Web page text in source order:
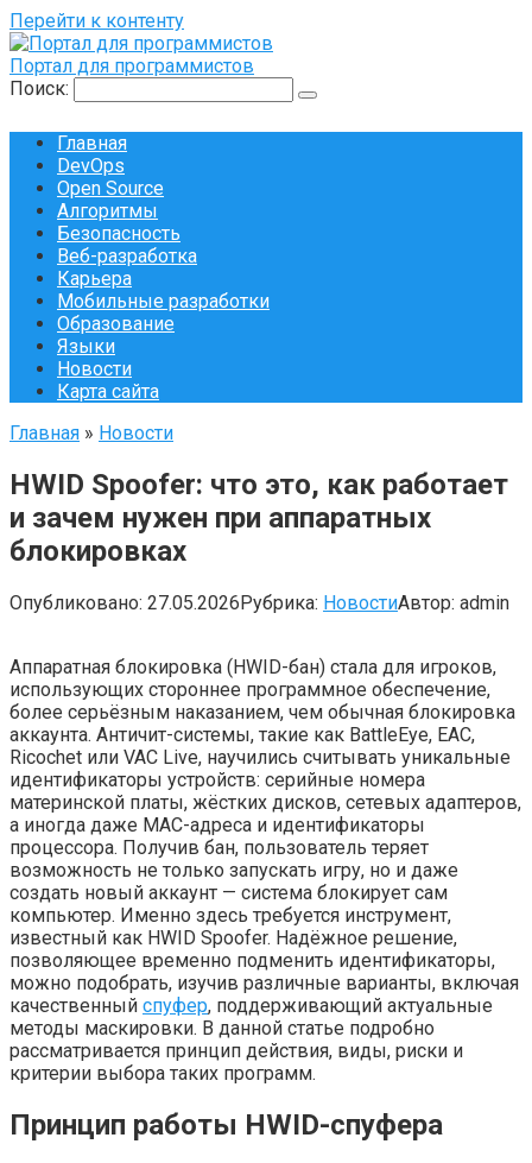
Перейти к контенту
Портал для программистов
Поиск:
Главная
DevOps
Open Source
Алгоритмы
Безопасность
Веб-разработка
Карьера
Мобильные разработки
Образование
Языки
Новости
Карта сайта
Главная » Новости
HWID Spoofer: что это, как работает
и зачем нужен при аппаратных
блокировках
Опубликовано: 27.05.2026Рубрика: НовостиАвтор: admin
Аппаратная блокировка (HWID-бан) стала для игроков,
использующих стороннее программное обеспечение,
более серьёзным наказанием, чем обычная блокировка
аккаунта. Античит-системы, такие как BattleEye, EAC,
Ricochet или VAC Live, научились считывать уникальные
идентификаторы устройств: серийные номера
материнской платы, жёстких дисков, сетевых адаптеров,
а иногда даже MAC-адреса и идентификаторы
процессора. Получив бан, пользователь теряет
возможность не только запускать игру, но и даже
создать новый аккаунт — система блокирует сам
компьютер. Именно здесь требуется инструмент,
известный как HWID Spoofer. Надёжное решение,
позволяющее временно подменить идентификаторы,
можно подобрать, изучив различные варианты, включая
качественный спуфер, поддерживающий актуальные
методы маскировки. В данной статье подробно
рассматривается принцип действия, виды, риски и
критерии выбора таких программ.
Принцип работы HWID-спуфера